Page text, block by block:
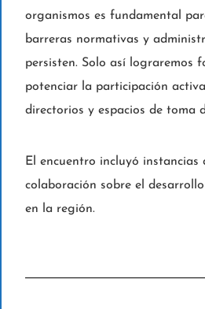
organismos es fundamental
barreras normativas y
persisten. Solo así lograremos
potenciar la participación
directorios y espacios de toma
El encuentro incluyó instancias
colaboración sobre el
en la región.